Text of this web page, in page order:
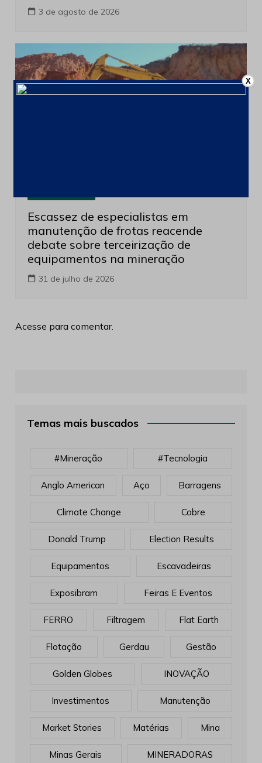
3 de agosto de 2026
Escassez de especialistas em
manutenção de frotas reacende
debate sobre terceirização de
equipamentos na mineração
31 de julho de 2026
Acesse para comentar.
Temas mais buscados
#mineração #tecnologia
Anglo American Aço Barragens
Climate Change Cobre
Donald Trump Election Results
Equipamentos Escavadeiras
Exposibram Feiras E Eventos
FERRO Filtragem Flat Earth
Flotação Gerdau Gestão
Golden Globes INOVAÇÃO
Investimentos Manutenção
Market Stories Matérias Mina
Minas Gerais MINERADORAS
X